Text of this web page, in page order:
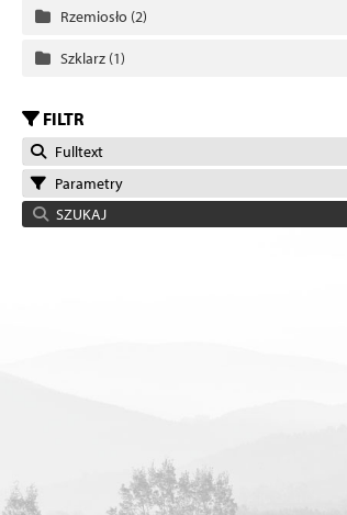
Rzemiosło (2)
Szklarz (1)
FILTR
Fulltext
Parametry
SZUKAJ